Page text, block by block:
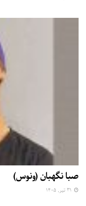
صبا نگهبان (ونوس)